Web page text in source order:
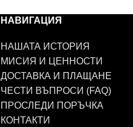
НАВИГАЦИЯ
НАШАТА ИСТОРИЯ
МИСИЯ И ЦЕННОСТИ
ДОСТАВКА И ПЛАЩАНЕ
ЧЕСТИ ВЪПРОСИ (FAQ)
ПРОСЛЕДИ ПОРЪЧКА
КОНТАКТИ